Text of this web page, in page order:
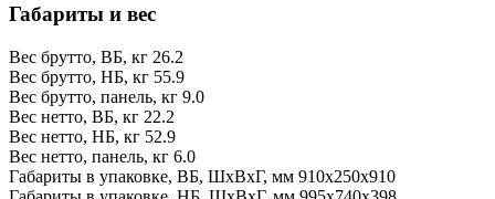
Габариты и вес
Вес брутто, ВБ, кг 26.2
Вес брутто, НБ, кг 55.9
Вес брутто, панель, кг 9.0
Вес нетто, ВБ, кг 22.2
Вес нетто, НБ, кг 52.9
Вес нетто, панель, кг 6.0
Габариты в упаковке, ВБ, ШxВxГ, мм 910x250x910